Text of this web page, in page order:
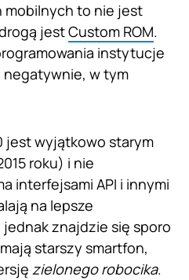
mobilnych to nie jest
jestCustom ROM.
instytucje
w tym
jest wyjątkowo starym
roku) i nie
interfejsami API i innymi
na lepsze
znajdzie się sporo
starszy smartfon,
zielonego robocika.